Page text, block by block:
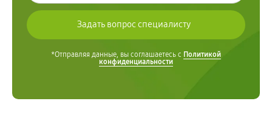
*Отправляя данные, вы соглашаетесь с Политикой
конфиденциальности